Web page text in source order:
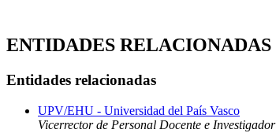
ENTIDADES RELACIONADAS
Entidades relacionadas
UPV/EHU - Universidad del País Vasco
Vicerrector de Personal Docente e Investigador